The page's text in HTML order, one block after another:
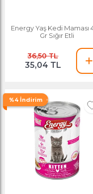
Energy Yaş Kedi Maması
Gr Sığır Etli
36,50 TL
35,04 TL
%4 İndirim